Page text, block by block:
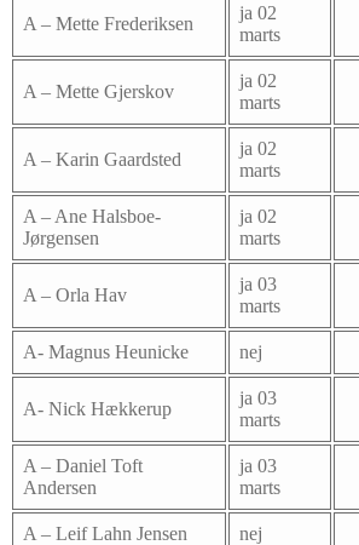
A – Mette Frederiksen
ja 02
marts
A – Mette Gjerskov
ja 02
marts
A – Karin Gaardsted
ja 02
marts
A – Ane Halsboe-
Jørgensen
ja 02
marts
A – Orla Hav
ja 03
marts
A- Magnus Heunicke nej
A- Nick Hækkerup
ja 03
marts
A – Daniel Toft
Andersen
ja 03
marts
A – Leif Lahn Jensen nej